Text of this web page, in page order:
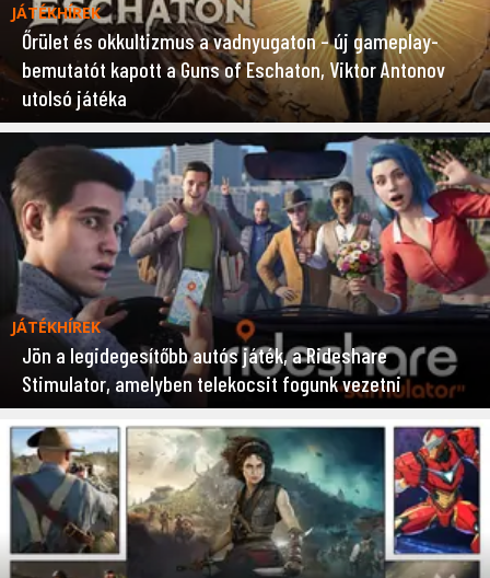
JÁTÉKHÍREK
Őrület és okkultizmus a vadnyugaton – új gameplay-
bemutatót kapott a Guns of Eschaton, Viktor Antonov
utolsó játéka
JÁTÉKHÍREK
Jön a legidegesítőbb autós játék, a Rideshare
Stimulator, amelyben telekocsit fogunk vezetni